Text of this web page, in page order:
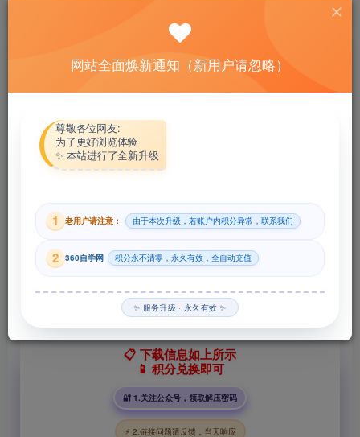
热心网友 关注
此内容为付费资源，请付费后查看
29积分
付费资源
📋 下载信息如上所示
📱 积分兑换即可
🔐 1.关注公众号，领取解压密码
⚡ 2.链接问题请反馈，当天响应
网站全面焕新通知（新用户请忽略）
尊敬各位网友:
为了更好浏览体验
✨ 本站进行了全新升级
1 老用户请注意： 由于本次升级，若账户内积分异常，联系我们
2 360自学网 积分永不清零，永久有效，全自动充值
✨ 服务升级 · 永久有效 ✨